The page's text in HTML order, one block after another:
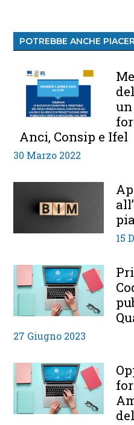
POTREBBE ANCHE
Anci, Consip e Ifel
30 Marzo 2022
15
27 Giugno 2023